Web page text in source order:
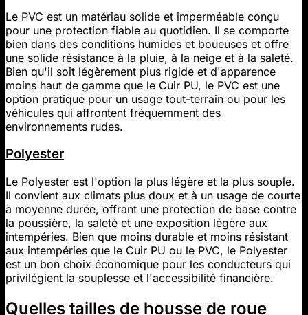
Le PVC est un matériau solide et imperméable conçu
pour une protection fiable au quotidien. Il se comporte
bien dans des conditions humides et boueuses et offre
une solide résistance à la pluie, à la neige et à la saleté.
Bien qu'il soit légèrement plus rigide et d'apparence
moins haut de gamme que le Cuir PU, le PVC est une
option pratique pour un usage tout-terrain ou pour les
véhicules qui affrontent fréquemment des
environnements rudes.
Polyester
Le Polyester est l'option la plus légère et la plus souple.
Il convient aux climats plus doux et à un usage de courte
à moyenne durée, offrant une protection de base contre
la poussière, la saleté et une exposition légère aux
intempéries. Bien que moins durable et moins résistant
aux intempéries que le Cuir PU ou le PVC, le Polyester
est un bon choix économique pour les conducteurs qui
privilégient la souplesse et l'accessibilité financière.
Quelles tailles de housse de roue